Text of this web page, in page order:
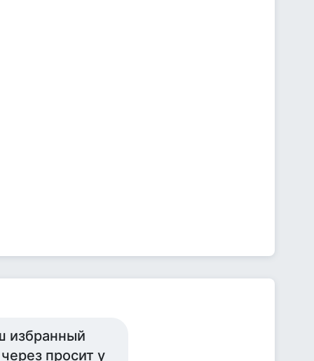
избранный
просит у